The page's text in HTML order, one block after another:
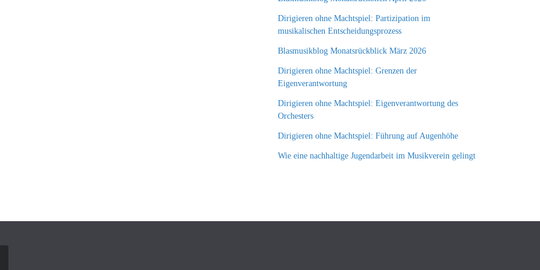
Dirigieren ohne Machtspiel: Partizipation im
musikalischen Entscheidungsprozess
Blasmusikblog Monatsrückblick März 2026
Dirigieren ohne Machtspiel: Grenzen der
Eigenverantwortung
Dirigieren ohne Machtspiel: Eigenverantwortung des
Orchesters
Dirigieren ohne Machtspiel: Führung auf Augenhöhe
Wie eine nachhaltige Jugendarbeit im Musikverein gelingt